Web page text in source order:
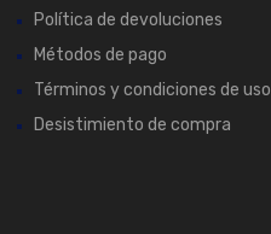
Política de devoluciones
Métodos de pago
Términos y condiciones de uso
Desistimiento de compra